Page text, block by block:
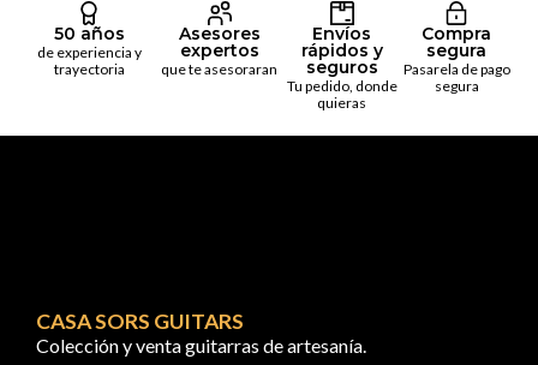
50 años
de experiencia y
trayectoria
Asesores
expertos
que te asesoraran
Envíos
rápidos y
seguros
Tu pedido, donde
quieras
Compra
segura
Pasarela de pago
segura
CASA SORS GUITARS
Colección y venta guitarras de artesanía.